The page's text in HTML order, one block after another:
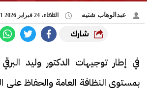
عبدالوهاب شتيه الثلاثاء، 24 فبراير 2026 02:31 م
شارك
في إطار توجيهات الدكتور وليد البرقي
بمستوى النظافة العامة والحفاظ على